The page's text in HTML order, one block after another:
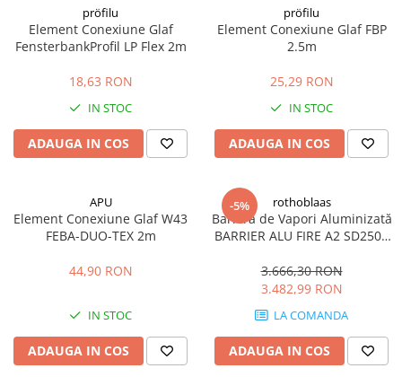
Hidroizolații Bituminoase
Hidrofobizare și Tratamente
Amorse Tencuieli
Pardoseli și Nivelare Suport
Nivelare Grosieră
Nivelare în Strat Subțire
Aditivi pentru Șape
Amorse și Promotori de Aderență
Aditivi pentru Betoane și Mortare
Profile Glet
Profile Tencuieli
pröfilu
Element Conexiune Glaf
FensterbankProfil LP Flex 2m
18,63 RON
IN STOC
ADAUGA IN COS
pröfilu
Element Conexiune Glaf FBP
2.5m
25,29 RON
IN STOC
ADAUGA IN COS
APU
Element Conexiune Glaf W43
FEBA-DUO-TEX 2m
44,90 RON
IN STOC
ADAUGA IN COS
-5% rothoblaas
Barieră de Vapori Aluminizată
BARRIER ALU FIRE A2 SD2500
3.666,30 RON
3.482,99 RON
LA COMANDA
ADAUGA IN COS